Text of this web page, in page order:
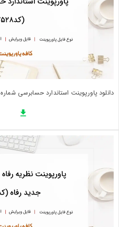
دانلود پاورپوینت استاندارد حسابرسی شماره56 (کد7528)